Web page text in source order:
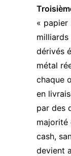
« papier
dérivés
métal
chaque
en
par des
majorité
cash,
devient